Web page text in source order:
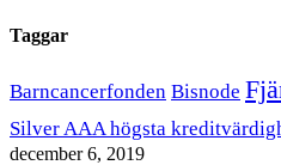
Taggar
Barncancerfonden Bisnode
Silver AAA högsta
december 6, 2019